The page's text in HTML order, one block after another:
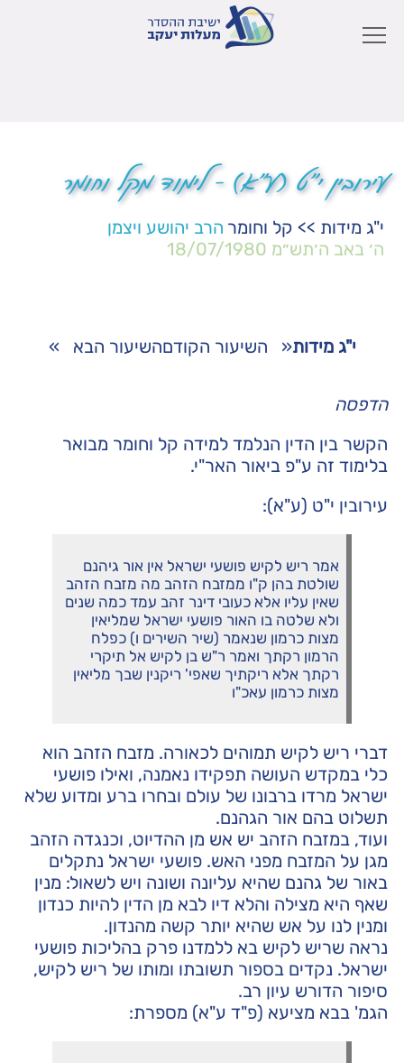
עירובין י"ט (ע"א) – לימוד מקל וחומר
י"ג מידות >> קל וחומר הרב יהושע ויצמן
ה׳ באב ה׳תש״מ 18/07/1980
י"ג מידות« השיעור הקודםהשיעור הבא »
הדפסה
הקשר בין הדין הנלמד למידה קל וחומר מבואר
בלימוד זה ע"פ ביאור האר"י.
עירובין י"ט (ע"א):
אמר ריש לקיש פושעי ישראל אין אור גיהנם
שולטת בהן ק"ו ממזבח הזהב מה מזבח הזהב
שאין עליו אלא כעובי דינר זהב עמד כמה שנים
ולא שלטה בו האור פושעי ישראל שמליאין
מצות כרמון שנאמר (שיר השירים ו) כפלח
הרמון רקתך ואמר ר"ש בן לקיש אל תיקרי
רקתך אלא ריקתיך שאפי' ריקנין שבך מליאין
מצות כרמון עאכ"ו
דברי ריש לקיש תמוהים לכאורה. מזבח הזהב הוא
כלי במקדש העושה תפקידו נאמנה, ואילו פושעי
ישראל מרדו ברבונו של עולם ובחרו ברע ומדוע שלא
תשלוט בהם אור הגהנם.
ועוד, במזבח הזהב יש אש מן ההדיוט, וכנגדה הזהב
מגן על המזבח מפני האש. פושעי ישראל נתקלים
באור של גהנם שהיא עליונה ושונה ויש לשאול: מנין
שאף היא מצילה והלא דיו לבא מן הדין להיות כנדון
ומנין לנו על אש שהיא יותר קשה מהנדון.
נראה שריש לקיש בא ללמדנו פרק בהליכות פושעי
ישראל. נקדים בספור תשובתו ומותו של ריש לקיש,
סיפור הדורש עיון רב.
הגמ' בבא מציעא (פ"ד ע"א) מספרת: